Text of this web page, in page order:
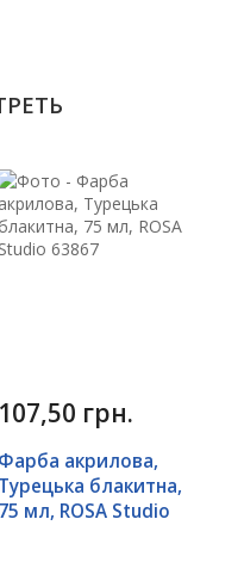
107,50 грн.
Фарба акрилова,
Турецька блакитна,
75 мл, ROSA Studio